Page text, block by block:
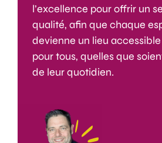
l’excellence pour offrir un
qualité, afin que chaque
devienne un lieu
pour tous, quelles que
de leur quotidien.